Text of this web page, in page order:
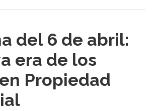
del 6 de abril:
era de los
Propiedad